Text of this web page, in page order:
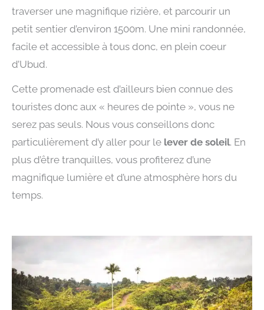
traverser une magnifique rizière, et parcourir un
petit sentier d’environ 1500m. Une mini randonnée,
facile et accessible à tous donc, en plein coeur
d’Ubud.
Cette promenade est d’ailleurs bien connue des
touristes donc aux « heures de pointe », vous ne
serez pas seuls. Nous vous conseillons donc
particulièrement d’y aller pour le lever de soleil. En
plus d’être tranquilles, vous profiterez d’une
magnifique lumière et d’une atmosphère hors du
temps.